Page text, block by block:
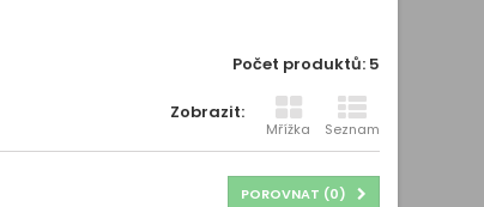
Počet produktů: 5
Zobrazit:
Mřížka Seznam
POROVNAT (0)